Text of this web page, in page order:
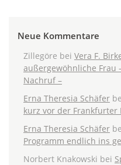
Neue Kommentare
Zillegöre bei Vera F.
außergewöhnliche Frau
Nachruf –
Erna Theresia Schäfer
kurz vor der Frankfurter
Erna Theresia Schäfer
Programm endlich ins
Norbert Knakowski bei